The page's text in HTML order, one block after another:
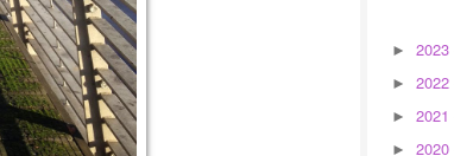
► 2023
► 2022
► 2021
► 2020